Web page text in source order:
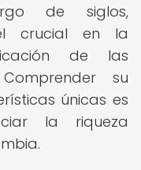
de siglos,
crucial en la
de las
su
únicas es
la riqueza